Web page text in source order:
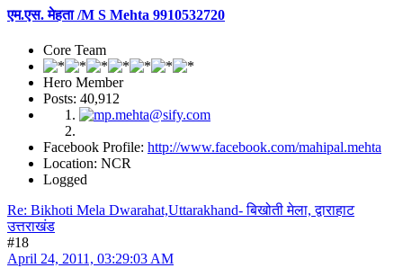
एम.एस. मेहता /M S Mehta 9910532720
Core Team
Hero Member
Posts: 40,912
Facebook Profile: http://www.facebook.com/mahipal.mehta
Location: NCR
Logged
Re: Bikhoti Mela Dwarahat,Uttarakhand- बिखोती मेला, द्वाराहाट
उत्तराखंड
#18
April 24, 2011, 03:29:03 AM